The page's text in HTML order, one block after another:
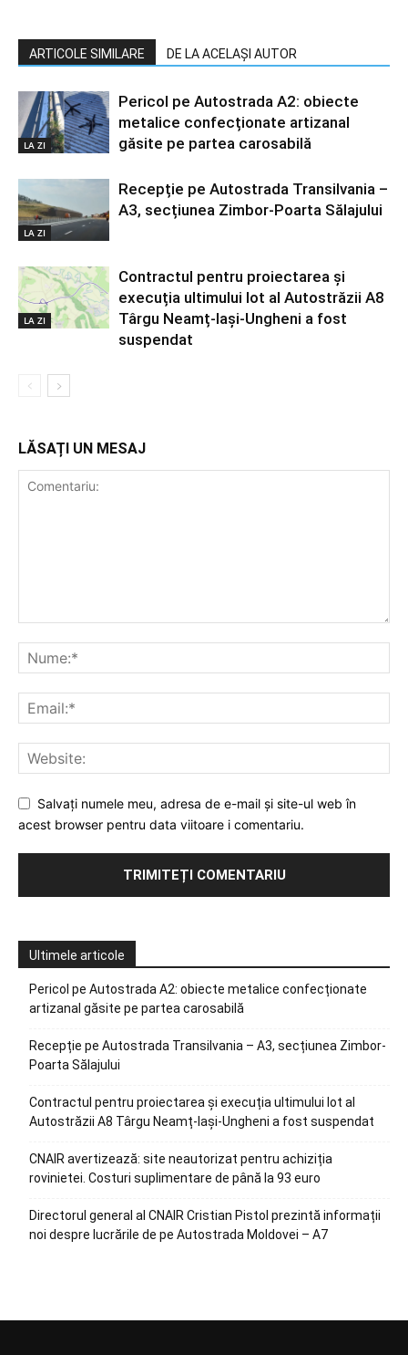
ARTICOLE SIMILARE DE LA ACELAȘI AUTOR
LA ZI
Pericol pe Autostrada A2: obiecte
metalice confecționate artizanal
găsite pe partea carosabilă
LA ZI
Recepție pe Autostrada Transilvania –
A3, secțiunea Zimbor-Poarta Sălajului
LA ZI
Contractul pentru proiectarea și
execuția ultimului lot al Autostrăzii A8
Târgu Neamț-Iași-Ungheni a fost
suspendat
LĂSAȚI UN MESAJ
Salvați numele meu, adresa de e-mail și site-ul web în
acest browser pentru data viitoare i comentariu.
Ultimele articole
Pericol pe Autostrada A2: obiecte metalice confecționate
artizanal găsite pe partea carosabilă
Recepție pe Autostrada Transilvania – A3, secțiunea Zimbor-
Poarta Sălajului
Contractul pentru proiectarea și execuția ultimului lot al
Autostrăzii A8 Târgu Neamț-Iași-Ungheni a fost suspendat
CNAIR avertizează: site neautorizat pentru achiziția
rovinietei. Costuri suplimentare de până la 93 euro
Directorul general al CNAIR Cristian Pistol prezintă informații
noi despre lucrările de pe Autostrada Moldovei – A7